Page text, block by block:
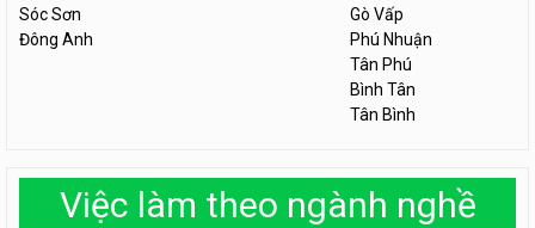
Sóc Sơn
Đông Anh
Gò Vấp
Phú Nhuận
Tân Phú
Bình Tân
Tân Bình
Việc làm theo ngành nghề